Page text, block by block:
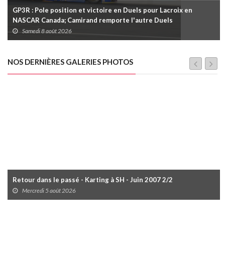
GP3R : Pole position et victoire en Duels pour Lacroix en
NASCAR Canada; Camirand remporte l'autre Duels
Samedi 8 août 2026
NOS DERNIÈRES GALERIES PHOTOS
Retour dans le passé - Karting à SH - Juin 2007 2/2
Mercredi 5 août 2026